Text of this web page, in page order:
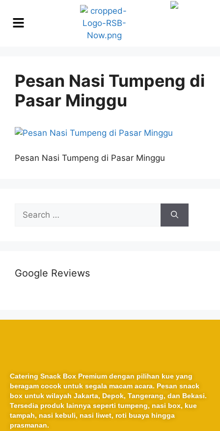
Pesan Nasi Tumpeng di
Pasar Minggu
Pesan Nasi Tumpeng di Pasar Minggu
Google Reviews
Catering Snack Box Premium dengan pilihan kue yang
beragam cocok untuk segala macam acara. Pesan snack
box untuk wilayah Jakarta, Depok, Tangerang, dan Bekasi.
Tersedia produk lainnya seperti tumpeng, nasi box, kue
tampah, nasi kebuli, nasi liwet, roti buaya hingga
prasmanan.